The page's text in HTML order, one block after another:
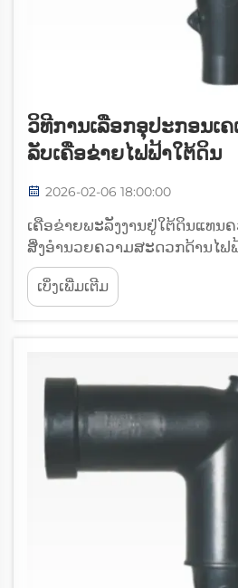
ວິທີການເລືອກອຸປະກອນເ
ລັບເຄືອຂ່າຍໄຟຟ້າໃຕ້ດິນ
2026-02-06 18:00:00
ເຄືອຂ່າຍພະລັງງານຢູ່ໃຕ້ດິນແທນ
ສິ່ງອຳນວຍຄວາມສະດວກດ້ານໄຟ
ຕ້ອງການສ່ວນປະກອບທີ່ມີຄວາມຊ
ສະພາບແວດລ້ອມທີ່ຮຸນແຮງຢູ່ໃຕ້ດິ
ປະສິດທິພາບໃນລະດັບທີ່ດີທີ່ສຸດ. ກ
ເບິ່ງເພີ່ມເຕີມ